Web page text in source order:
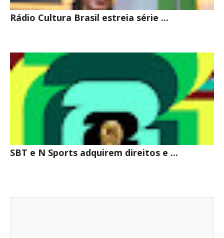
Rádio Cultura Brasil estreia série ...
SBT e N Sports adquirem direitos e ...